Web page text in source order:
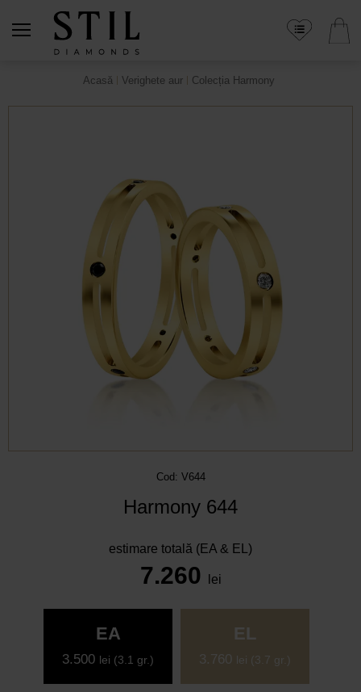
Acasă Verighete aur Colecția Harmony
Cod: V644
Harmony 644
EA
3.500 lei (3.1 gr.)
EL
3.760 lei (3.7 gr.)
estimare totală (EA & EL)
7.260 lei